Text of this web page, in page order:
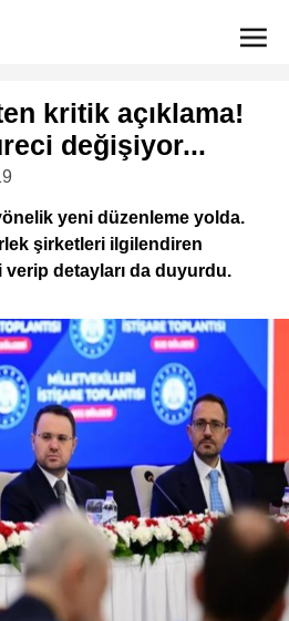
kritik açıklama!
değişiyor...
yeni düzenleme yolda.
şirketleri ilgilendiren
detayları da duyurdu.